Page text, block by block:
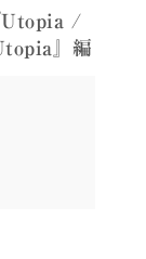
Utopia /
』編